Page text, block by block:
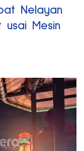
Nelayan
usai Mesin